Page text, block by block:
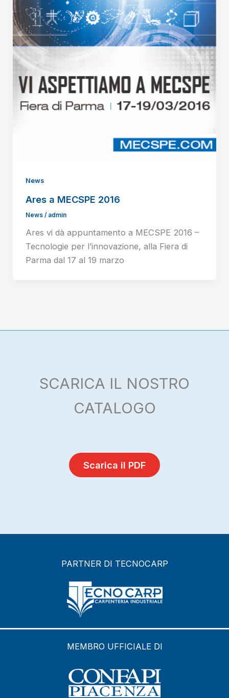
News
Ares a MECSPE 2016
News/ admin
Ares vi dà appuntamento a MECSPE 2016 –
Tecnologie per l’innovazione, alla Fiera di
Parma dal 17 al 19 marzo
SCARICA IL NOSTRO
CATALOGO
Scarica il PDF
PARTNER DI TECNOCARP
MEMBRO UFFICIALE DI